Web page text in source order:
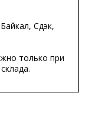
Сдэк,
только при